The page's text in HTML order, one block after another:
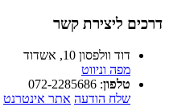
דרכים ליצירת קשר
דוד וולפסון 10, אשדוד
מפה וניווט
טלפון:
072-2285686
שלח הודעה אתר אינטרנט